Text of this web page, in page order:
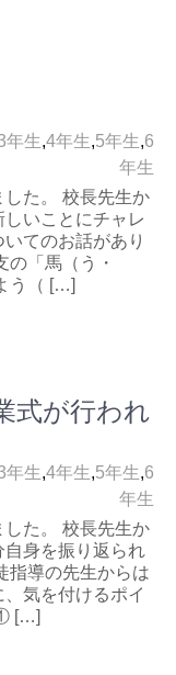
年生,4年生,5年生,6
年生
た。 校長先生か
いことにチャレ
てのお話があり
の「馬（う・
う（ […]
が行われ
年生,4年生,5年生,6
年生
た。 校長先生か
自身を振り返られ
指導の先生からは
気を付けるポイ
[…]